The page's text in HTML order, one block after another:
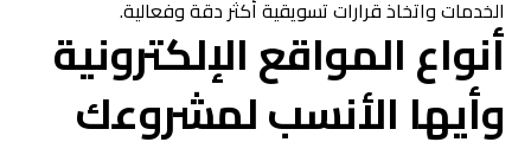
الخدمات واتخاذ قرارات تسويقية أكثر دقة وفعالية.
أنواع المواقع الإلكترونية
وأيها الأنسب لمشروعك